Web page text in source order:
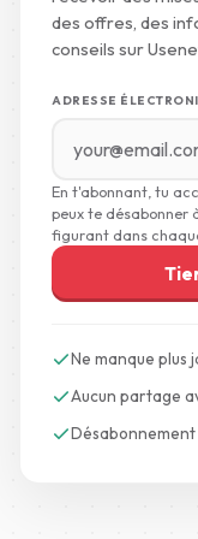
des offres, des
conseils sur
ADRESSE
En t'abonnant, tu
peux te désabonner
figurant dans
Ne manque plus
Aucun partage
Désabonnement